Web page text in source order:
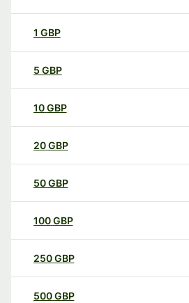
1 GBP
5 GBP
10GBP
20GBP
50GBP
100GBP
250GBP
500GBP